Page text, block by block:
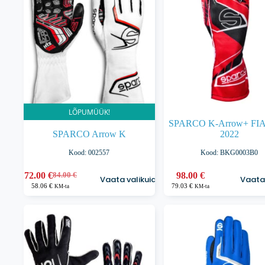
tootelehel.
LÕPUMÜÜK!
SPARCO Arrow K
Kood: 002557
84.00€
Algne
hind
84.00 €.
72.00 €Praegune
hind
72.00 €.
58.06€ KM-ta
Vaata valikuid
Sellel
tootel
Valikuid
saab
teha
tootelehel.
SPARCO K-Arrow+
2022
Kood: BKG0003B0
98.00€
79.03€ KM-ta
tootel